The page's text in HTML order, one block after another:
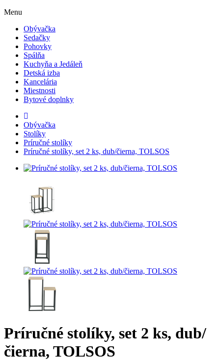
Menu
Obývačka
Sedačky
Pohovky
Spálňa
Kuchyňa a Jedáleň
Detská izba
Kancelária
Miestnosti
Bytové doplnky
Obývačka
Stolíky
Príručné stolíky
Príručné stolíky, set 2 ks, dub/čierna, TOLSOS
Príručné stolíky, set 2 ks, dub/
čierna, TOLSOS